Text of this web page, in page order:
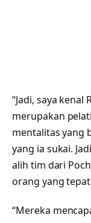
“Jadi, saya
merupakan
mentalitas yang
yang ia sukai.
alih tim dari
orang yang
“Mereka